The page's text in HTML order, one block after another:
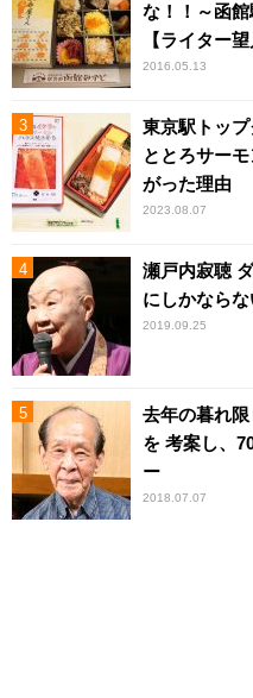
な！！～函
【ライター
2016.05.13
東京駅トッ
ととろサー
がった理由
2023.08.07
瀬戸内寂聴
にしかならな
2019.09.25
去年の暮れ限
を 考案し、
ー
2018.07.07